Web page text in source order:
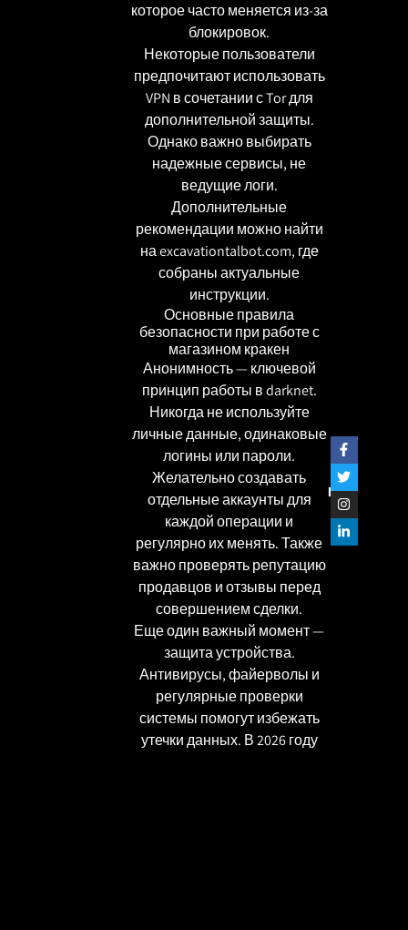
которое часто меняется из-за
блокировок.
Некоторые пользователи
предпочитают использовать
VPN в сочетании с Tor для
дополнительной защиты.
Однако важно выбирать
надежные сервисы, не
ведущие логи.
Дополнительные
рекомендации можно найти
наexcavationtalbot.com, где
собраны актуальные
инструкции.
Основные правила
безопасности при работе с
магазином кракен
Анонимность — ключевой
принцип работы в darknet.
Никогда не используйте
личные данные, одинаковые
логины или пароли.
Желательно создавать
отдельные аккаунты для
каждой операции и
регулярно их менять. Также
важно проверять репутацию
продавцов и отзывы перед
совершением сделки.
Еще один важный момент —
защита устройства.
Антивирусы, файерволы и
регулярные проверки
системы помогут избежать
утечки данных. В 2026 году
שתפו